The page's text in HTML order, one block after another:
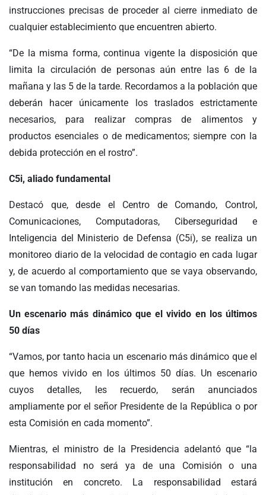
instrucciones precisas de proceder al cierre inmediato de
cualquier establecimiento que encuentren abierto.
“De la misma forma, continua vigente la disposición que
limita la circulación de personas aún entre las 6 de la
mañana y las 5 de la tarde. Recordamos a la población que
deberán hacer únicamente los traslados estrictamente
necesarios, para realizar compras de alimentos y
productos esenciales o de medicamentos; siempre con la
debida protección en el rostro”.
C5i, aliado fundamental
Destacó que, desde el Centro de Comando, Control,
Comunicaciones, Computadoras, Ciberseguridad e
Inteligencia del Ministerio de Defensa (C5i), se realiza un
monitoreo diario de la velocidad de contagio en cada lugar
y, de acuerdo al comportamiento que se vaya observando,
se van tomando las medidas necesarias.
Un escenario más dinámico que el vivido en los últimos
50 días
“Vamos, por tanto hacia un escenario más dinámico que el
que hemos vivido en los últimos 50 días. Un escenario
cuyos detalles, les recuerdo, serán anunciados
ampliamente por el señor Presidente de la República o por
esta Comisión en cada momento”.
Mientras, el ministro de la Presidencia adelantó que “la
responsabilidad no será ya de una Comisión o una
institución en concreto. La responsabilidad estará